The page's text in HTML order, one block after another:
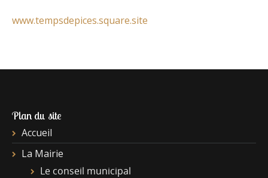
www.tempsdepices.square.site
Plan du site
Accueil
La Mairie
Le conseil municipal